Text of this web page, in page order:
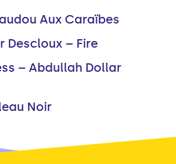
Aux Caraïbes
Descloux – Fire
– Abdullah Dollar
Noir